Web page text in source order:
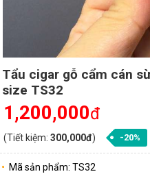
Tẩu cigar gỗ cẩm cán
size TS32
1,200,000đ
(Tiết kiệm: 300,000đ) -20%
Mã sản phẩm: TS32